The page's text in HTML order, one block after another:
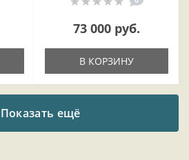
73 000 руб.
В КОРЗИНУ
Показать ещё